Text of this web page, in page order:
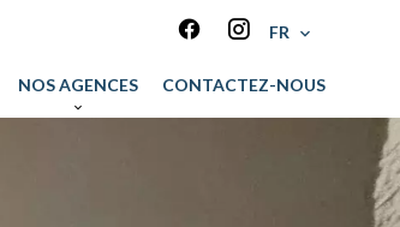
FR
NOS AGENCES CONTACTEZ-NOUS